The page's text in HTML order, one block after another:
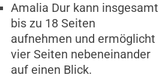
Amalia Dur kann insgesamt
bis zu 18 Seiten
aufnehmen und ermöglicht
vier Seiten nebeneinander
auf einen Blick.